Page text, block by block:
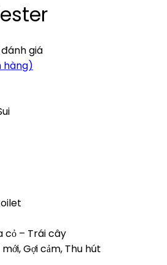
đánh giá
hàng)
cỏ – Trái cây
Gợi cảm, Thu hút